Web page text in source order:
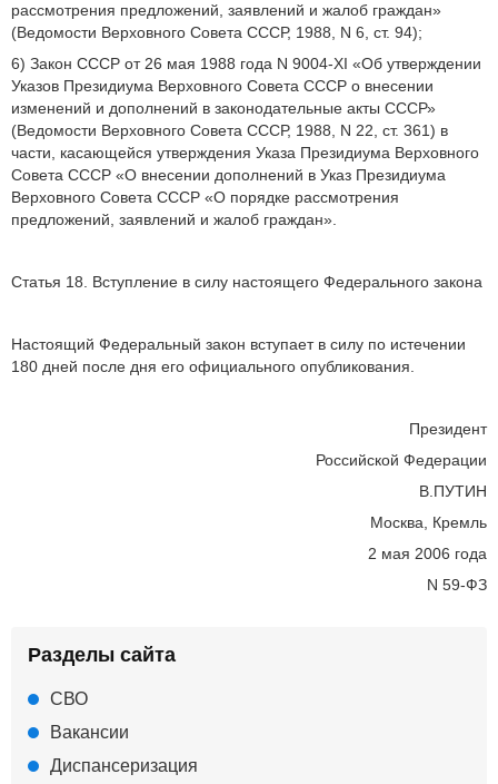
рассмотрения предложений, заявлений и жалоб граждан»
(Ведомости Верховного Совета СССР, 1988, N 6, ст. 94);
6) Закон СССР от 26 мая 1988 года N 9004-XI «Об утверждении
Указов Президиума Верховного Совета СССР о внесении
изменений и дополнений в законодательные акты СССР»
(Ведомости Верховного Совета СССР, 1988, N 22, ст. 361) в
части, касающейся утверждения Указа Президиума Верховного
Совета СССР «О внесении дополнений в Указ Президиума
Верховного Совета СССР «О порядке рассмотрения
предложений, заявлений и жалоб граждан».
Статья 18. Вступление в силу настоящего Федерального закона
Настоящий Федеральный закон вступает в силу по истечении
180 дней после дня его официального опубликования.
Президент
Российской Федерации
В.ПУТИН
Москва, Кремль
2 мая 2006 года
N 59-ФЗ
Разделы сайта
СВО
Вакансии
Диспансеризация